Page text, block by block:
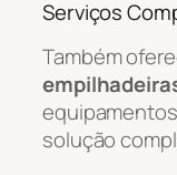
Serviços
Também
solução